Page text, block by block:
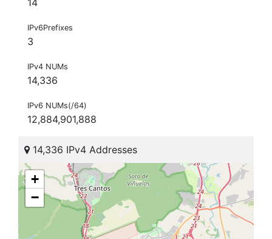
14
IPv6Prefixes
3
IPv4 NUMs
14,336
IPv6 NUMs(/64)
12,884,901,888
14,336 IPv4 Addresses
+
−